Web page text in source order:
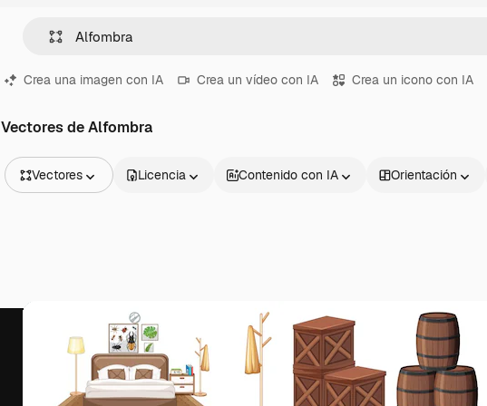
Crea una imagen con IA Crea un vídeo con IA Crea un icono con IA
Vectores de Alfombra
Vectores
Vídeos
Motion graphics
Plantillas de vídeos
Licencia Contenido con IA Orientación
Productos